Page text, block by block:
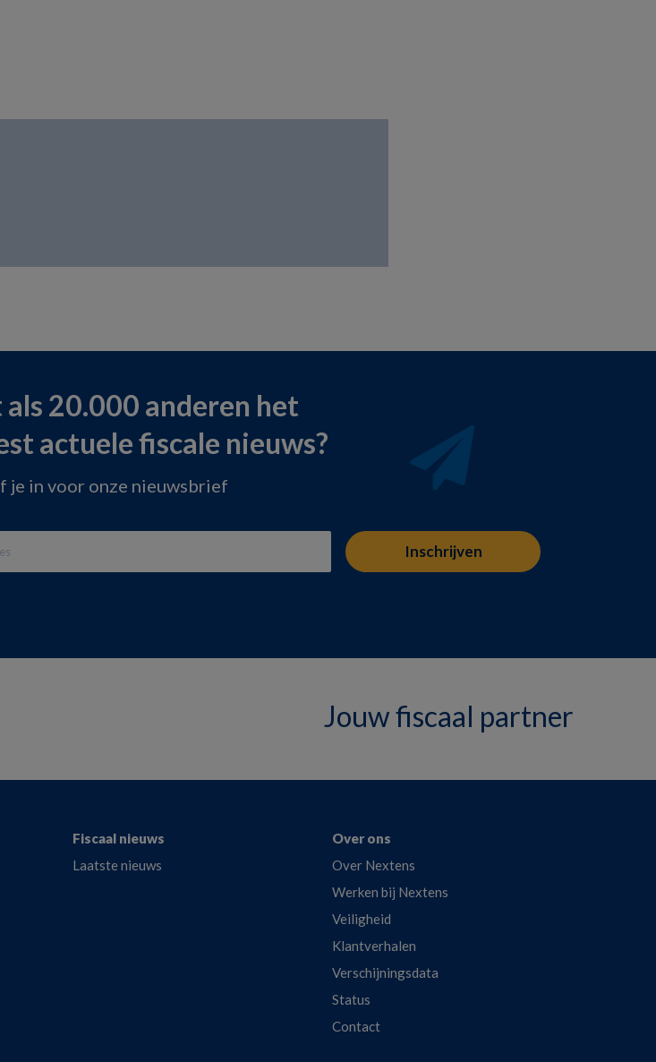
als 20.000 anderen het
actuele fiscale nieuws?
je in voor onze nieuwsbrief
Jouw fiscaal partner
Fiscaal nieuws
Laatste nieuws
Over ons
Over Nextens
Werken bij Nextens
Veiligheid
Klantverhalen
Verschijningsdata
Status
Contact